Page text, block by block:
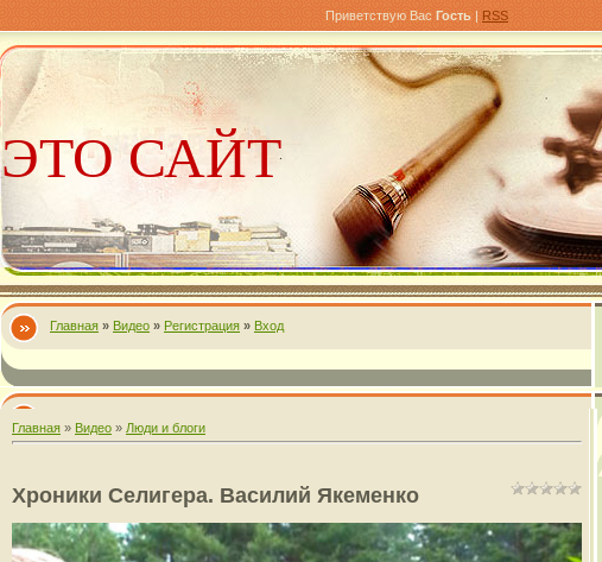
Приветствую Вас Гость | RSS
ЭТО САЙТ
Александра
Главная » Видео » Регистрация » Вход
Главная » Видео » Люди и блоги
Хроники Селигера. Василий Якеменко